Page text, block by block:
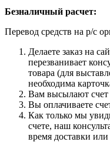
Безналичный расчет:
Перевод средств на р/с
Делаете заказ на
перезванивает
товара (для
необходима
Вам высылают счет
Вы оплачиваете
Как только мы
счете, наш
время доставки